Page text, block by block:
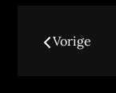
Vorige